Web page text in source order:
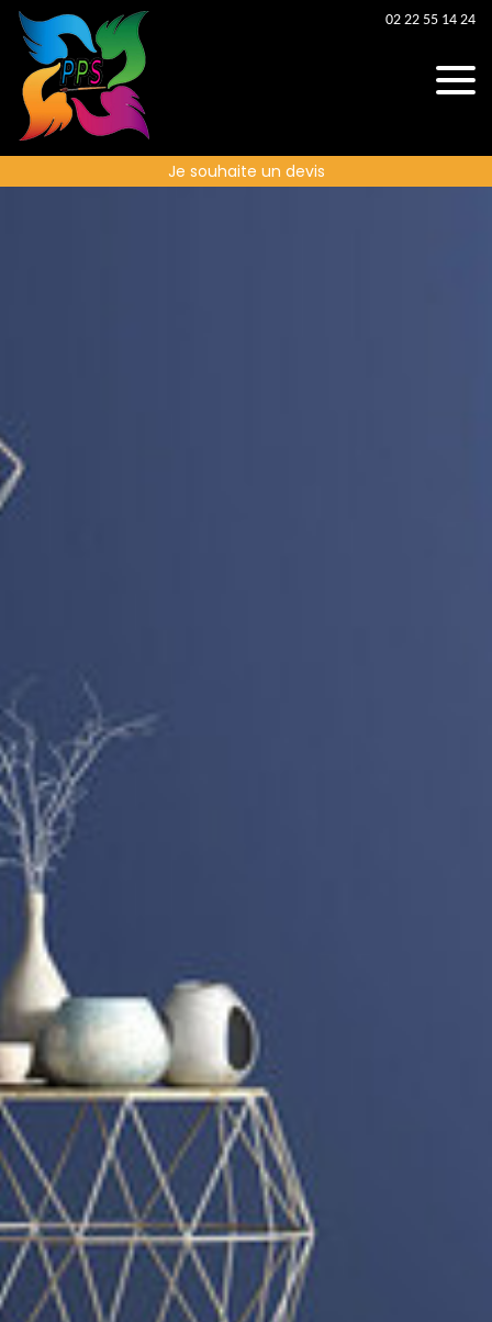
02 22 55 14 24
Je souhaite un devis